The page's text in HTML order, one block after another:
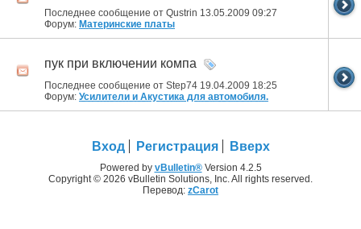
Последнее сообщение от Qustrin 13.05.2009 09:27
Форум: Материнские платы
пук при включении компа
Последнее сообщение от Step74 19.04.2009 18:25
Форум: Усилители и Акустика для автомобиля.
Вход Регистрация Вверх
Powered by vBulletin®Version 4.2.5
Copyright © 2026 vBulletin Solutions, Inc. All rights reserved.
Перевод: zCarot